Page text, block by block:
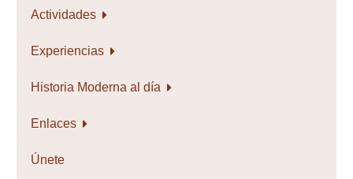
Actividades
Experiencias
Historia Moderna al día
Enlaces
Únete